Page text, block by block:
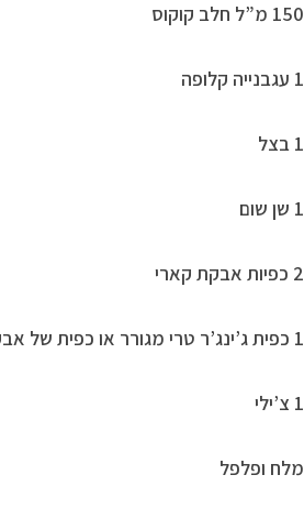
150 מ”ל חלב קוקוס
1 עגבנייה קלופה
1 בצל
1 שן שום
2 כפיות אבקת קארי
1 כפית ג’ינג’ר טרי מגורר או כפית של אבקת ג’ינג’ר
1 צ’ילי
מלח ופלפל